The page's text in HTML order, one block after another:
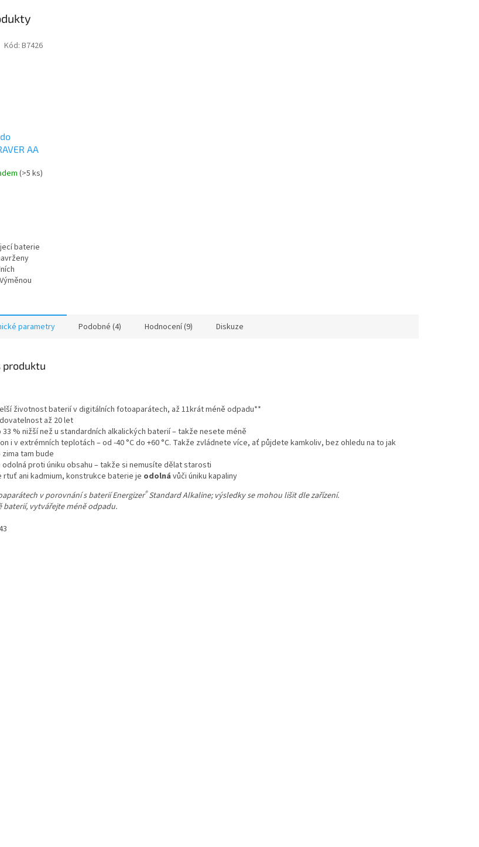
AA
(>5 ks)
baterie
Kód: B7426
parametry Podobné (4) Hodnocení (9) Diskuze
produktu
životnost baterií v digitálních fotoaparátech, až 11krát méně odpadu**
až 20 let
% nižší než u standardních alkalických baterií – takže nesete méně
i v extrémních teplotách – od -40 °C do +60 °C. Takže zvládnete více, ať půjdete kamkoliv, bez ohledu na to jak
tam bude
proti úniku obsahu – takže si nemusíte dělat starosti
rtuť ani kadmium, konstrukce baterie je odolná vůči úniku kapaliny
v porovnání s baterií Energizer®Standard Alkaline; výsledky se mohou lišit dle zařízení.
baterií, vytvářejte méně odpadu.